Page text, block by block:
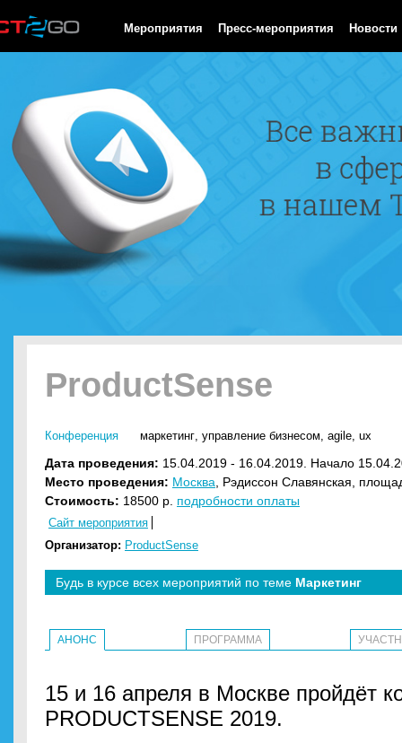
Мероприятия Пресс-мероприятия Новости
ProductSense
Конференция маркетинг, управление бизнесом, agile, ux
Дата проведения: 15.04.2019 - 16.04.2019. Начало
Место проведения: Москва , Рэдиссон Славянская,
Стоимость: 18500 р. подробности оплаты
Сайт мероприятия
Организатор: ProductSense
Будь в курсе всех мероприятий по теме Маркетинг
АНОНС ПРОГРАММА
15 и 16 апреля в Москве пройдёт
PRODUCTSENSE 2019.